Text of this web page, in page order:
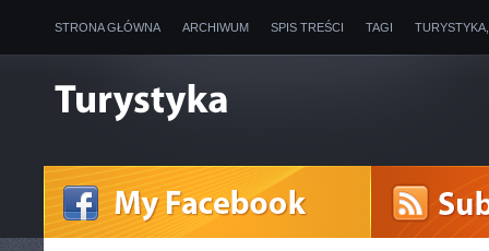
STRONA GŁÓWNA ARCHIWUM SPIS TREŚCI TAGI